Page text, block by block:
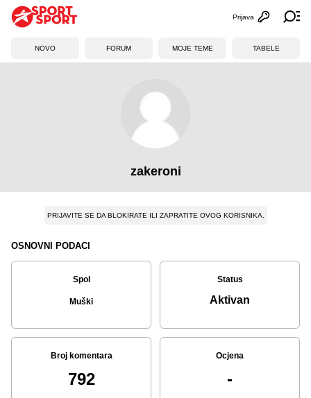
Otvori
Prijava
NOVO FORUM MOJE TEME TABELE
zakeroni
PRIJAVITE SE DA BLOKIRATE ILI ZAPRATITE OVOG KORISNIKA.
OSNOVNI PODACI
Spol
Muški
Status
Aktivan
Broj komentara
792
Ocjena
-